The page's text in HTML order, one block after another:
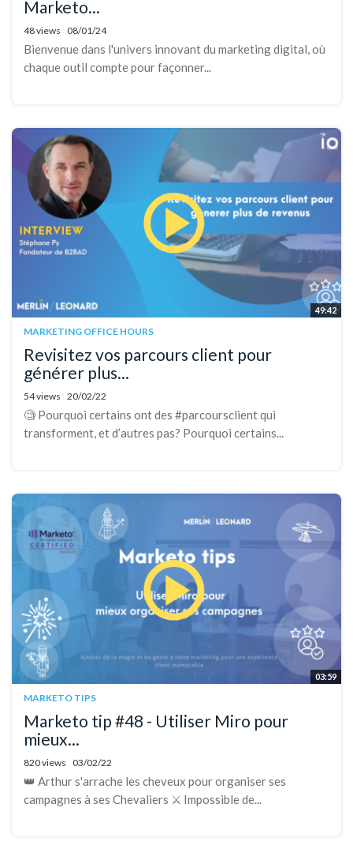
Marketo...
48 views 08/01/24
Bienvenue dans l'univers innovant du marketing digital, où
chaque outil compte pour façonner...
49:42
MARKETING OFFICE HOURS
Revisitez vos parcours client pour
générer plus...
54 views 20/02/22
🧐 Pourquoi certains ont des #parcoursclient qui
transforment, et d’autres pas? Pourquoi certains...
03:59
MARKETO TIPS
Marketo tip #48 - Utiliser Miro pour
mieux...
820 views 03/02/22
👑 Arthur s'arrache les cheveux pour organiser ses
campagnes à ses Chevaliers ⚔️ Impossible de...